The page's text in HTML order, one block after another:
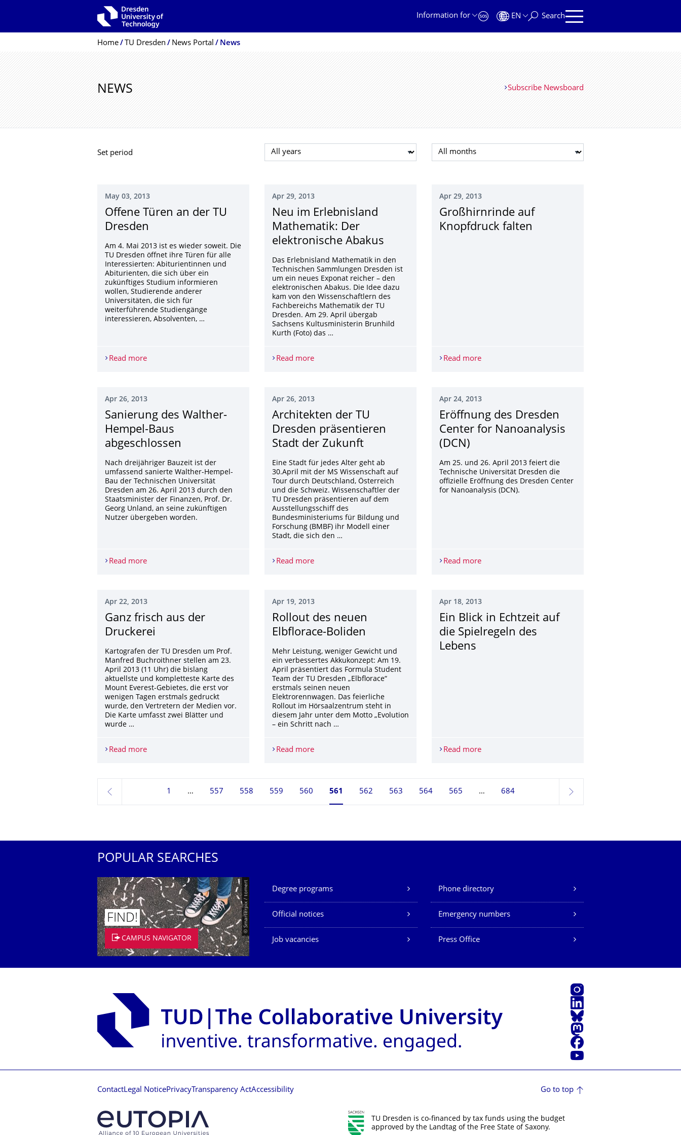
Information for
EN Search
Breadcrumb Menu
Home TU Dresden News Portal News
NEWS Subscribe Newsboard
Set period Select year Select month
May 03, 2013
Offene Türen an der TU
Dresden
Am 4. Mai 2013 ist es wieder soweit. Die
TU Dresden öffnet ihre Türen für alle
Interessierten: Abiturientinnen und
Abiturienten, die sich über ein
zukünftiges Studium informieren
wollen, Studierende anderer
Universitäten, die sich für
weiterführende Studiengänge
interessieren, Absolventen, …
Read moreOffene Türen an der TU Dresden
Apr 29, 2013
Neu im Erlebnisland
Mathematik: Der
elektronische Abakus
Das Erlebnisland Mathematik in den
Technischen Sammlungen Dresden ist
um ein neues Exponat reicher – den
elektronischen Abakus. Die Idee dazu
kam von den Wissenschaftlern des
Fachbereichs Mathematik der TU
Dresden. Am 29. April übergab
Sachsens Kultusministerin Brunhild
Kurth (Foto) das …
Read moreNeu im Erlebnisland Mathematik: Der elektronische Abakus
Apr 29, 2013
Großhirnrinde auf
Knopfdruck falten
Read moreGroßhirnrinde auf Knopfdruck falten
Apr 26, 2013
Sanierung des Walther-
Hempel-Baus
abgeschlossen
Nach dreijähriger Bauzeit ist der
umfassend sanierte Walther-Hempel-
Bau der Technischen Universität
Dresden am 26. April 2013 durch den
Staatsminister der Finanzen, Prof. Dr.
Georg Unland, an seine zukünftigen
Nutzer übergeben worden.
Read moreSanierung des Walther-Hempel-Baus abgeschlossen
Apr 26, 2013
Architekten der TU
Dresden präsentieren
Stadt der Zukunft
Eine Stadt für jedes Alter geht ab
30.April mit der MS Wissenschaft auf
Tour durch Deutschland, Österreich
und die Schweiz. Wissenschaftler der
TU Dresden präsentieren auf dem
Ausstellungsschiff des
Bundesministeriums für Bildung und
Forschung (BMBF) ihr Modell einer
Stadt, die sich den …
Read moreArchitekten der TU Dresden präsentieren Stadt der Zukunft
Apr 24, 2013
Eröffnung des Dresden
Center for Nanoanalysis
(DCN)
Am 25. und 26. April 2013 feiert die
Technische Universität Dresden die
offizielle Eröffnung des Dresden Center
for Nanoanalysis (DCN).
Read moreEröffnung des Dresden Center for Nanoanalysis (DCN)
Apr 22, 2013
Ganz frisch aus der
Druckerei
Kartografen der TU Dresden um Prof.
Manfred Buchroithner stellen am 23.
April 2013 (11 Uhr) die bislang
aktuellste und kompletteste Karte des
Mount Everest-Gebietes, die erst vor
wenigen Tagen erstmals gedruckt
wurde, den Vertretern der Medien vor.
Die Karte umfasst zwei Blätter und
wurde …
Read moreGanz frisch aus der Druckerei
Apr 19, 2013
Rollout des neuen
Elbflorace-Boliden
Mehr Leistung, weniger Gewicht und
ein verbessertes Akkukonzept: Am 19.
April präsentiert das Formula Student
Team der TU Dresden „Elbflorace“
erstmals seinen neuen
Elektrorennwagen. Das feierliche
Rollout im Hörsaalzentrum steht in
diesem Jahr unter dem Motto „Evolution
– ein Schritt nach …
Read moreRollout des neuen Elbflorace-Boliden
Apr 18, 2013
Ein Blick in Echtzeit auf
die Spielregeln des
Lebens
Read moreEin Blick in Echtzeit auf die Spielregeln des Lebens
previous
1 557 558 559 560 Currently on page 561
561 562 563 564 565 684
next
POPULAR SEARCHES
© Smarterpix / tomert
FIND!
CAMPUS NAVIGATOR
Our Services
Degree programs Phone directory
Official notices Emergency numbers
Job vacancies Press Office
Instagram
LinkedIn
Bluesky
Mastodon
Facebook
YouTube
ContactLegal NoticePrivacy Transparency ActAccessibility Go to top
TU Dresden is co-financed by tax funds using the budget
approved by the Landtag of the Free State of Saxony.